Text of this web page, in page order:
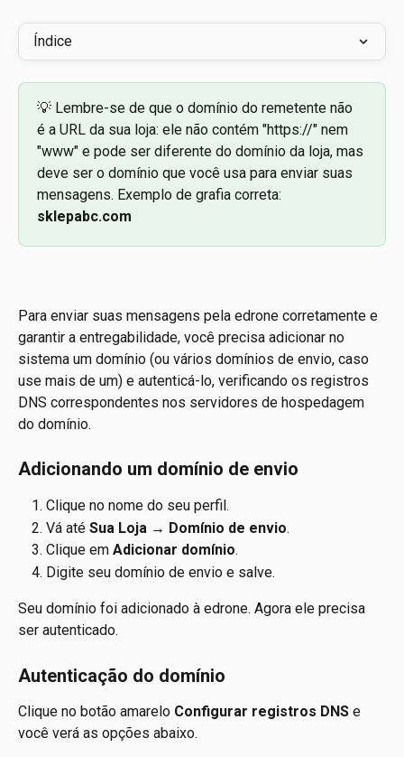
Índice
💡 Lembre-se de que o domínio do remetente não
é a URL da sua loja: ele não contém "https://" nem
"www" e pode ser diferente do domínio da loja, mas
deve ser o domínio que você usa para enviar suas
mensagens. Exemplo de grafia correta:
sklepabc.com
Para enviar suas mensagens pela edrone corretamente e
garantir a entregabilidade, você precisa adicionar no
sistema um domínio (ou vários domínios de envio, caso
use mais de um) e autenticá-lo, verificando os registros
DNS correspondentes nos servidores de hospedagem
do domínio.
Adicionando um domínio de envio
Clique no nome do seu perfil.
Vá até Sua Loja → Domínio de envio.
Clique em Adicionar domínio.
Digite seu domínio de envio e salve.
Seu domínio foi adicionado à edrone. Agora ele precisa
ser autenticado.
Autenticação do domínio
Clique no botão amarelo Configurar registros DNS e
você verá as opções abaixo.